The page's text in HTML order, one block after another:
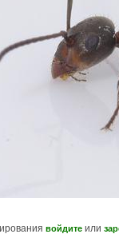
войдите или